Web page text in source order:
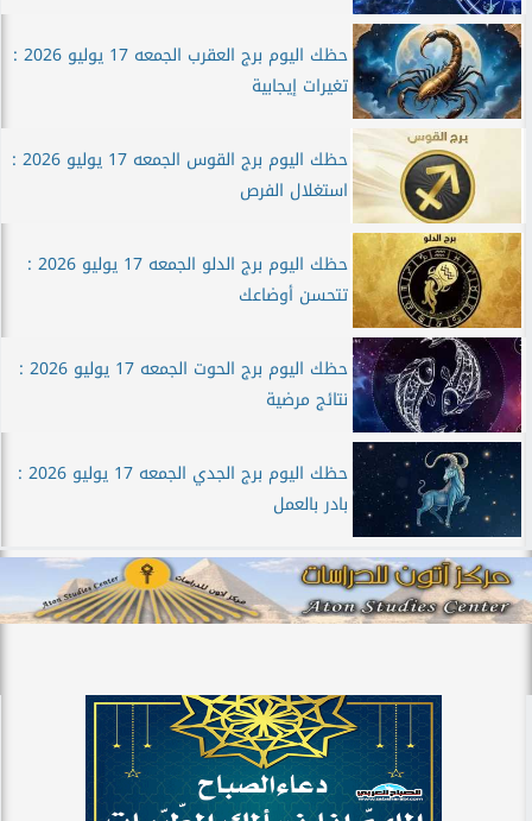
حظك اليوم برج العقرب الجمعه 17 يوليو 2026 :
تغيرات إيجابية
حظك اليوم برج القوس الجمعه 17 يوليو 2026 :
استغلال الفرص
حظك اليوم برج الدلو الجمعه 17 يوليو 2026 :
تتحسن أوضاعك
حظك اليوم برج الحوت الجمعه 17 يوليو 2026 :
نتائج مرضية
حظك اليوم برج الجدي الجمعه 17 يوليو 2026 :
بادر بالعمل